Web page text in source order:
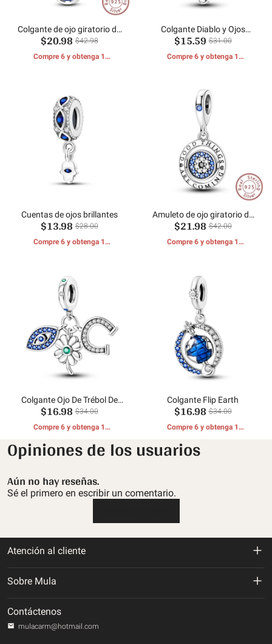
Colgante de ojo giratorio de
palma
$20.98 $42.98
Compre 6 y obtenga 1
Colgante Diablo y Ojos
Azules
$15.59 $31.00
Compre 6 y obtenga 1
Cuentas de ojos brillantes
$13.98 $28.00
Compre 6 y obtenga 1
Amuleto de ojo giratorio de
buena suerte
$21.98 $42.00
Compre 6 y obtenga 1
Colgante Ojo De Trébol De
Herradura
$16.98 $34.00
Compre 6 y obtenga 1
Colgante Flip Earth
$16.98 $34.00
Compre 6 y obtenga 1
Opiniones de los usuarios
Aún no hay reseñas.
Sé el primero en escribir un comentario.
Atención al cliente
Política de privacidad
Sobre Mula
Rastrea tu orden
Contáctenos
mulacarm@hotmail.com